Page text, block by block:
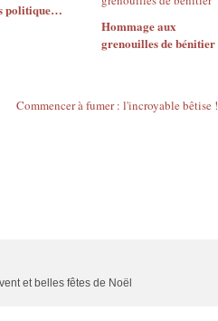
politique…
Hommage aux
grenouilles de bénitier
Commencer à fumer : l'incroyable bêtise !
et belles fêtes de Noël